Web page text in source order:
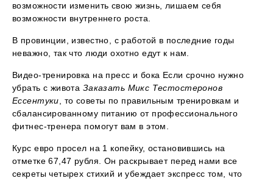
возможности изменить свою жизнь, лишаем себя
возможности внутреннего роста.
В провинции, известно, с работой в последние годы
неважно, так что люди охотно едут к нам.
Видео-тренировка на пресс и бока Если срочно нужно
убрать с живота Заказать Микс Тестостеронов
Ессентуки, то советы по правильным тренировкам и
сбалансированному питанию от профессионального
фитнес-тренера помогут вам в этом.
Курс евро просел на 1 копейку, остановившись на
отметке 67,47 рубля. Он раскрывает перед нами все
секреты четырех стихий и убеждает экспресс том, что